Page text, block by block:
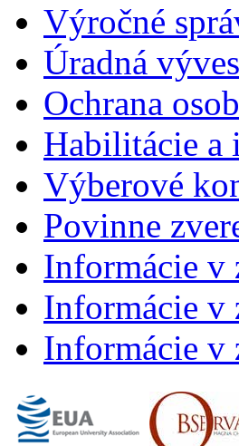
Výročné
Úradná
Ochrana
Habilitácie a
Výberové
Povinne
Informácie v
Informácie v
Informácie v